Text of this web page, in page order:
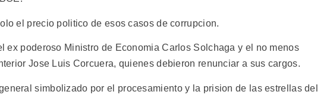
el precio politico de esos casos de corrupcion.
ex poderoso Ministro de Economia Carlos Solchaga y el no menos
Jose Luis Corcuera, quienes debieron renunciar a sus cargos.
simbolizado por el procesamiento y la prision de las estrellas del